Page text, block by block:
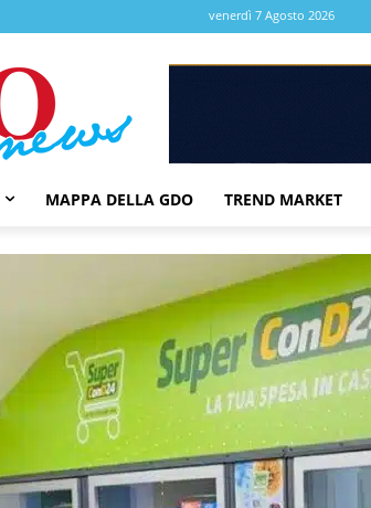
venerdì 7 Agosto 2026
MAPPA DELLA GDO TREND MARKET